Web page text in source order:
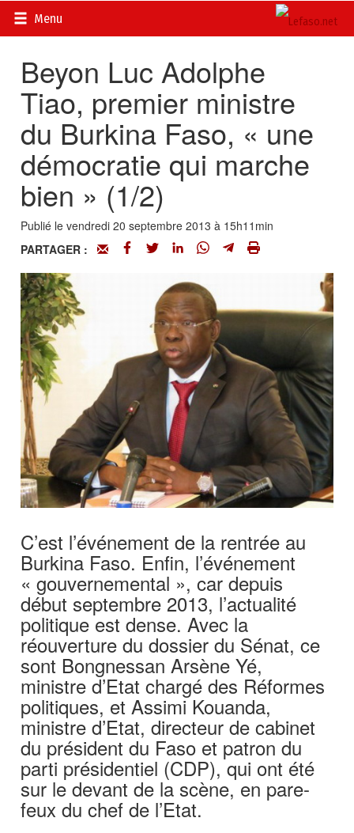
Menu
Accueil>
Luc Adolphe TIAO,
Beyon Luc Adolphe
Tiao, premier ministre
du Burkina Faso, « une
démocratie qui marche
bien » (1/2)
Publié le vendredi 20 septembre 2013 à 15h11min
PARTAGER :
C’est l’événement de la rentrée au
Burkina Faso. Enfin, l’événement
« gouvernemental », car depuis
début septembre 2013, l’actualité
politique est dense. Avec la
réouverture du dossier du Sénat, ce
sont Bongnessan Arsène Yé,
ministre d’Etat chargé des Réformes
politiques, et Assimi Kouanda,
ministre d’Etat, directeur de cabinet
du président du Faso et patron du
parti présidentiel (CDP), qui ont été
sur le devant de la scène, en pare-
feux du chef de l’Etat.